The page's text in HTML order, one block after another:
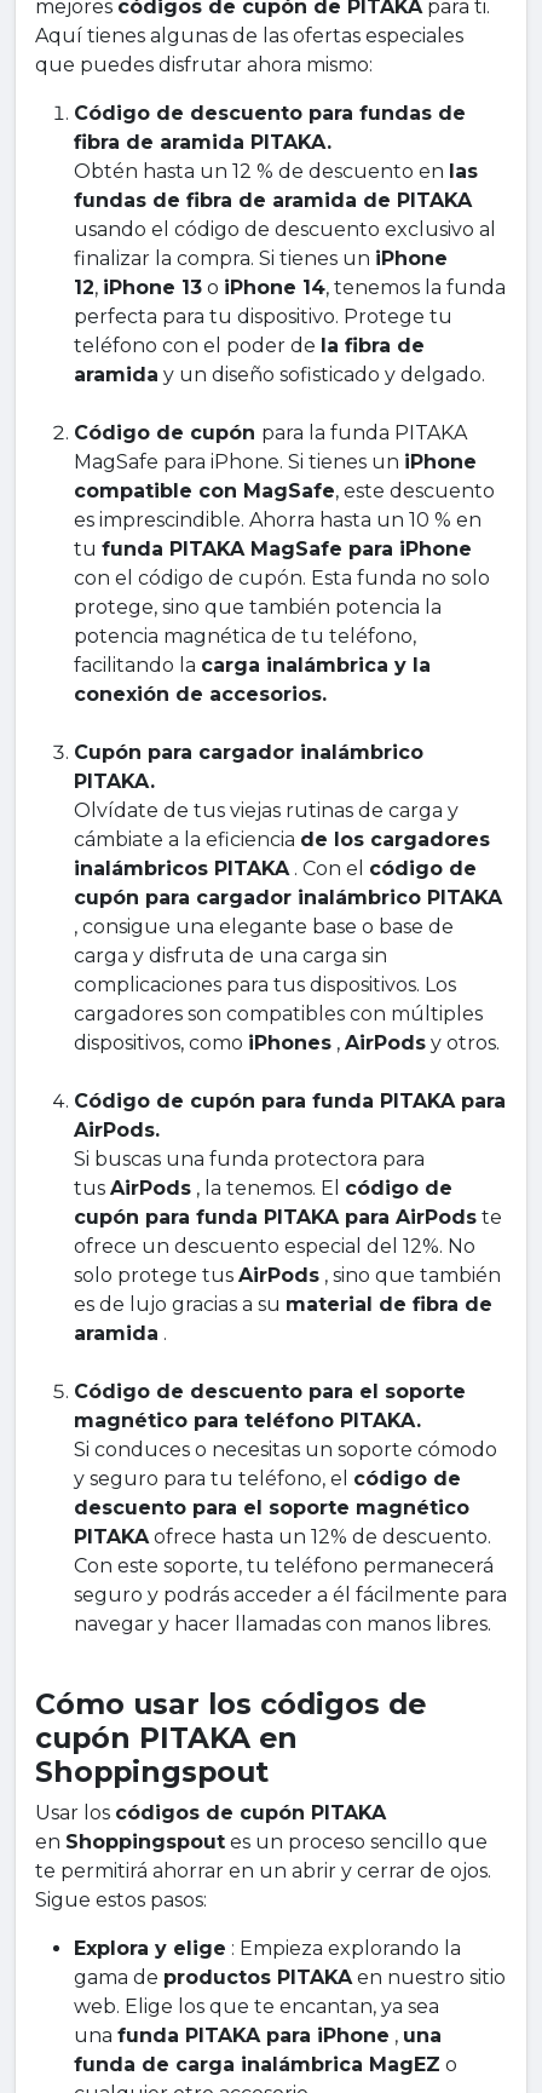
mejores códigos de cupón de PITAKApara ti.
Aquí tienes algunas de las ofertas especiales
que puedes disfrutar ahora mismo:
Código de descuento para fundas de
fibra de aramida PITAKA.
Obtén hasta un 12 % de descuento en las
fundas de fibra de aramida de PITAKA
usando el código de descuento exclusivo al
finalizar la compra. Si tienes un iPhone
12, iPhone 13 o iPhone 14, tenemos la funda
perfecta para tu dispositivo. Protege tu
teléfono con el poder de la fibra de
aramida y un diseño sofisticado y delgado.
Código de cupón para la funda PITAKA
MagSafe para iPhone. Si tienes un iPhone
compatible con MagSafe, este descuento
es imprescindible. Ahorra hasta un 10 % en
tu funda PITAKA MagSafe para iPhone
con el código de cupón. Esta funda no solo
protege, sino que también potencia la
potencia magnética de tu teléfono,
facilitando la carga inalámbrica y la
conexión de accesorios.
Cupón para cargador inalámbrico
PITAKA.
Olvídate de tus viejas rutinas de carga y
cámbiate a la eficiencia de los cargadores
inalámbricos PITAKA. Con el código de
cupón para cargador inalámbrico PITAKA
, consigue una elegante base o base de
carga y disfruta de una carga sin
complicaciones para tus dispositivos. Los
cargadores son compatibles con múltiples
dispositivos, como iPhones , AirPods y otros.
Código de cupón para funda PITAKA para
AirPods.
Si buscas una funda protectora para
tus AirPods , la tenemos. El código de
cupón para funda PITAKA para AirPods te
ofrece un descuento especial del 12%. No
solo protege tus AirPods , sino que también
es de lujo gracias a su material de fibra de
aramida .
Código de descuento para el soporte
magnético para teléfono PITAKA.
Si conduces o necesitas un soporte cómodo
y seguro para tu teléfono, el código de
descuento para el soporte magnético
PITAKAofrece hasta un 12% de descuento.
Con este soporte, tu teléfono permanecerá
seguro y podrás acceder a él fácilmente para
navegar y hacer llamadas con manos libres.
Cómo usar los códigos de
cupón PITAKA en
Shoppingspout
Usar los códigos de cupón PITAKA
en Shoppingspout es un proceso sencillo que
te permitirá ahorrar en un abrir y cerrar de ojos.
Sigue estos pasos:
Explora y elige : Empieza explorando la
gama de productos PITAKAen nuestro sitio
web. Elige los que te encantan, ya sea
una funda PITAKA para iPhone , una
funda de carga inalámbrica MagEZ o